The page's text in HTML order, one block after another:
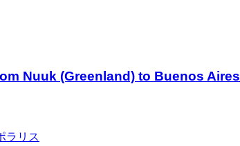
Nuuk (Greenland) to Buenos Aires
ラリス